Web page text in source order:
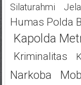
Silaturahmi
Humas Polda
Kapolda
Kriminalitas
Narkoba